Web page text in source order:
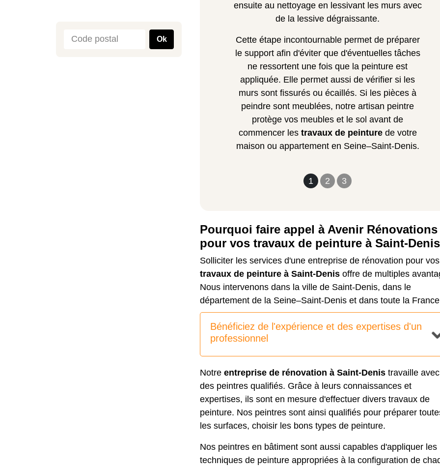
Ok
1 2 3
ensuite au nettoyage en lessivant les murs avec
de la lessive dégraissante.
Cette étape incontournable permet de préparer
le support afin d'éviter que d'éventuelles tâches
ne ressortent une fois que la peinture est
appliquée. Elle permet aussi de vérifier si les
murs sont fissurés ou écaillés. Si les pièces à
peindre sont meublées, notre artisan peintre
protège vos meubles et le sol avant de
commencer les travaux de peinturede votre
maison ou appartement en Seine–Saint-Denis.
Pourquoi faire appel à Avenir Rénovations
pour vos travaux de peinture à Saint-
Solliciter les services d'une entreprise de rénovation pour vos
travaux de peinture à Saint-Denis offre de multiples
Nous intervenons dans la ville de Saint-Denis, dans le
département de la Seine–Saint-Denis et dans toute la
Bénéficiez de l'expérience et des expertises d'un
professionnel
Notre entreprise de rénovation à Saint-Denis travaille avec
des peintres qualifiés. Grâce à leurs connaissances et
expertises, ils sont en mesure d'effectuer divers travaux de
peinture. Nos peintres sont ainsi qualifiés pour préparer
les surfaces, choisir les bons types de peinture.
Nos peintres en bâtiment sont aussi capables d'appliquer les
techniques de peinture appropriées à la configuration de